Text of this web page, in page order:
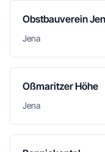
Obstbauverein
Jena
Oßmaritzer Höhe
Jena